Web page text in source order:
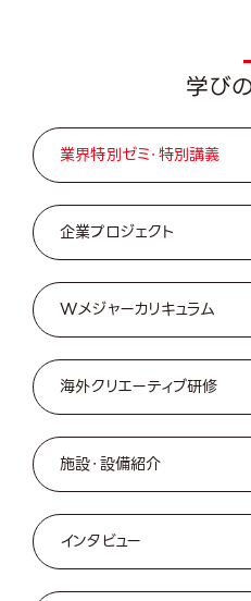
学び
業界特別ゼミ・特別講義
企業プロジェクト
Wメジャーカリキュラム
海外クリエーティブ研修
施設・設備紹介
インタビュー